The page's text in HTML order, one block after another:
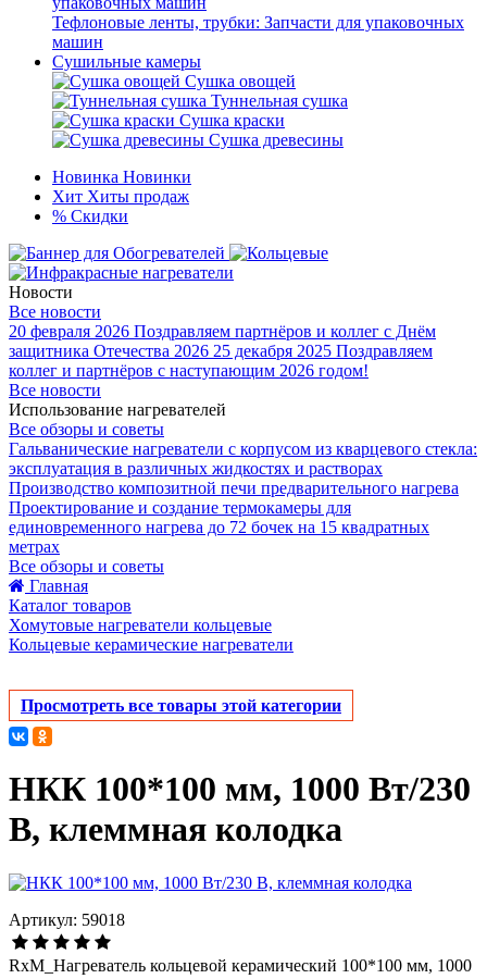
Тефлоновые ленты, трубки: Запчасти для упаковочных
машин
Сушильные камеры
Сушка овощей
Туннельная сушка
Сушка краски
Сушка древесины
Новинка Новинки
Хит Хиты продаж
% Скидки
Новости
Все новости
20 февраля 2026 Поздравляем партнёров и коллег с Днём
защитника Отечества 2026 25 декабря 2025 Поздравляем
коллег и партнёров с наступающим 2026 годом!
Все новости
Использование нагревателей
Все обзоры и советы
Гальванические нагреватели с корпусом из кварцевого стекла:
эксплуатация в различных жидкостях и растворах
Производство композитной печи предварительного нагрева
Проектирование и создание термокамеры для
единовременного нагрева до 72 бочек на 15 квадратных
метрах
Все обзоры и советы
Главная
Каталог товаров
Хомутовые нагреватели кольцевые
Кольцевые керамические нагреватели
Просмотреть все товары этой категории
НКК 100*100 мм, 1000 Вт/230
В, клеммная колодка
Артикул: 59018
RxM_Нагреватель кольцевой керамический 100*100 мм, 1000